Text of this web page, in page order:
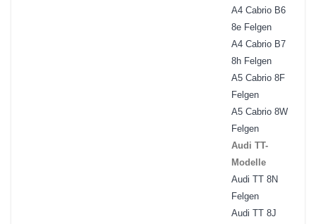
A4 Cabrio B6
8e Felgen
A4 Cabrio B7
8h Felgen
A5 Cabrio 8F
Felgen
A5 Cabrio 8W
Felgen
Audi TT-
Modelle
Audi TT 8N
Felgen
Audi TT 8J